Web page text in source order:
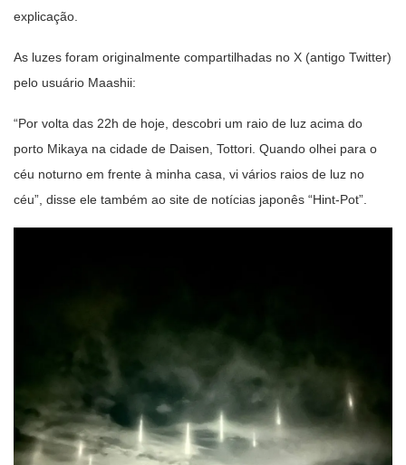
explicação.
As luzes foram originalmente compartilhadas no X (antigo Twitter)
pelo usuário Maashii:
“Por volta das 22h de hoje, descobri um raio de luz acima do
porto Mikaya na cidade de Daisen, Tottori. Quando olhei para o
céu noturno em frente à minha casa, vi vários raios de luz no
céu”, disse ele também ao site de notícias japonês “Hint-Pot”.